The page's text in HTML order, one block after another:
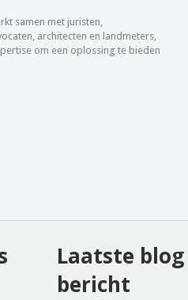
samen met juristen,
architecten en landmeters,
om een oplossing te bieden
Laatste blog
bericht